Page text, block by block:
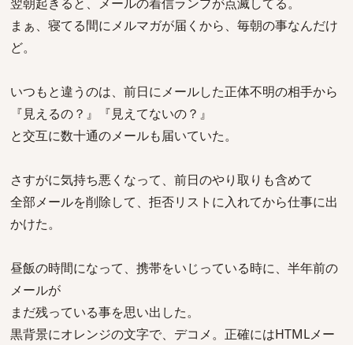
まぁ、寝てる間にメルマガが届くから、毎朝の事なんだけ
ど。
いつもと違うのは、前日にメールした正体不明の相手から
『見えるの？』『見えてないの？』
と交互に数十通のメールも届いていた。
さすがに気持ち悪くなって、前日のやり取りも含めて
全部メールを削除して、拒否リストに入れてから仕事に出
かけた。
昼飯の時間になって、携帯をいじっている時に、半年前の
メールが
まだ残っている事を思い出した。
黒背景にオレンジの文字で、デコメ。正確にはHTMLメー